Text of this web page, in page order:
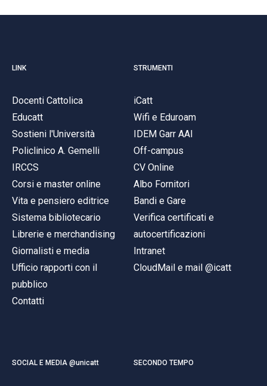
LINK
Docenti Cattolica
Educatt
Sostieni l'Università
Policlinico A. Gemelli
IRCCS
Corsi e master online
Vita e pensiero editrice
Sistema bibliotecario
Librerie e merchandising
Giornalisti e media
Ufficio rapporti con il
pubblico
Contatti
STRUMENTI
iCatt
Wifi e Eduroam
IDEM Garr AAI
Off-campus
CV Online
Albo Fornitori
Bandi e Gare
Verifica certificati e
autocertificazioni
Intranet
CloudMail e mail @icatt
SOCIAL E MEDIA @unicatt SECONDO TEMPO